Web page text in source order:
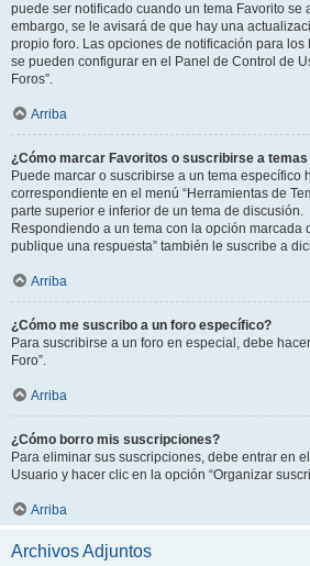
puede ser notificado cuando un tema Favorito se
embargo, se le avisará de que hay una
propio foro. Las opciones de notificación para los
se pueden configurar en el Panel de Control de
Foros”.
Arriba
¿Cómo marcar Favoritos o suscribirse a
Puede marcar o suscribirse a un tema específico
correspondiente en el menú “Herramientas de
parte superior e inferior de un tema de discusión.
Respondiendo a un tema con la opción marcada
publique una respuesta” también le suscribe a
Arriba
¿Cómo me suscribo a un foro específico?
Para suscribirse a un foro en especial, debe
Foro”.
Arriba
¿Cómo borro mis suscripciones?
Para eliminar sus suscripciones, debe entrar en
Usuario y hacer clic en la opción “Organizar
Arriba
Archivos Adjuntos